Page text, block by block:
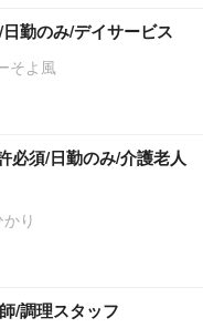
勤のみ/デイサービス
そよ風
必須/日勤のみ/介護老人
り
/調理スタッフ